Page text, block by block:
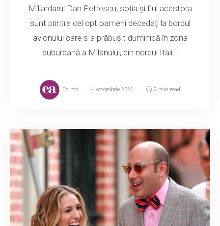
Miliardarul Dan Petrescu, soția și fiul acestora
sunt printre cei opt oameni decedați la bordul
avionului care s-a prăbușit duminică în zona
suburbană a Milanului, din nordul Itali...
EA.md 4 octombrie 2021 2 min read